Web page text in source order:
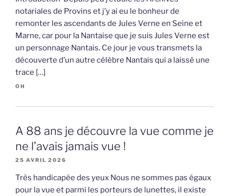
notariales de Provins et j’y ai eu le bonheur de
remonter les ascendants de Jules Verne en Seine et
Marne, car pour la Nantaise que je suis Jules Verne est
un personnage Nantais. Ce jour je vous transmets la
découverte d’un autre célèbre Nantais qui a laissé une
trace […]
OH
A 88 ans je découvre la vue comme je
ne l’avais jamais vue !
25 AVRIL 2026
Très handicapée des yeux Nous ne sommes pas égaux
pour la vue et parmi les porteurs de lunettes, il existe